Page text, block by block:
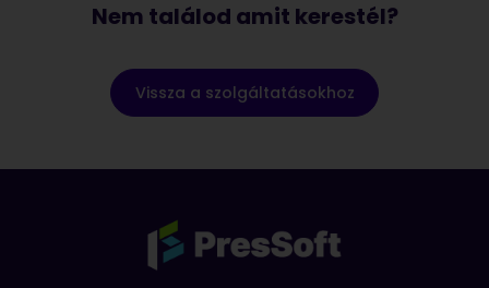
Nem találod amit kerestél?
Vissza a szolgáltatásokhoz